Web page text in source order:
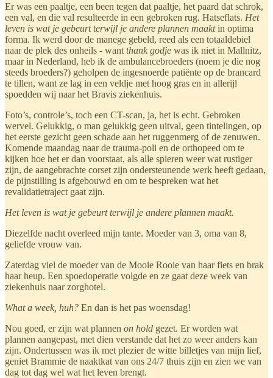
Er was een paaltje, een been tegen dat paaltje, het paard dat schrok,
een val, en die val resulteerde in een gebroken rug. Hatseflats. Het
leven is wat je gebeurt terwijl je andere plannen maaktin optima
forma. Ik werd door de manege gebeld, reed als een totaaldebiel
naar de plek des onheils - want thank godje was ik niet in Mallnitz,
maar in Nederland, heb ik de ambulancebroeders (noem je die nog
steeds broeders?) geholpen de ingesnoerde patiënte op de brancard
te tillen, want ze lag in een veldje met hoog gras en in allerijl
spoedden wij naar het Bravis ziekenhuis.
Foto’s, controle’s, toch een CT-scan, ja, het is echt. Gebroken
wervel. Gelukkig, o man gelukkig geen uitval, geen tintelingen, op
het eerste gezicht geen schade aan het ruggenmerg of de zenuwen.
Komende maandag naar de trauma-poli en de orthopeed om te
kijken hoe het er dan voorstaat, als alle spieren weer wat rustiger
zijn, de aangebrachte corset zijn ondersteunende werk heeft gedaan,
de pijnstilling is afgebouwd en om te bespreken wat het
revalidatietraject gaat zijn.
Het leven is wat je gebeurt terwijl je andere plannen maakt.
Diezelfde nacht overleed mijn tante. Moeder van 3, oma van 8,
geliefde vrouw van.
Zaterdag viel de moeder van de Mooie Rooie van haar fiets en brak
haar heup. Een spoedoperatie volgde en ze gaat deze week van
ziekenhuis naar zorghotel.
What a week, huh? En dan is het pas woensdag!
Nou goed, er zijn wat plannen on hold gezet. Er worden wat
plannen aangepast, met dien verstande dat het zo weer anders kan
zijn. Ondertussen was ik met plezier de witte billetjes van mijn lief,
geniet Brammie de naaktkat van ons 24/7 thuis zijn en zien we van
dag tot dag wel wat het leven brengt.